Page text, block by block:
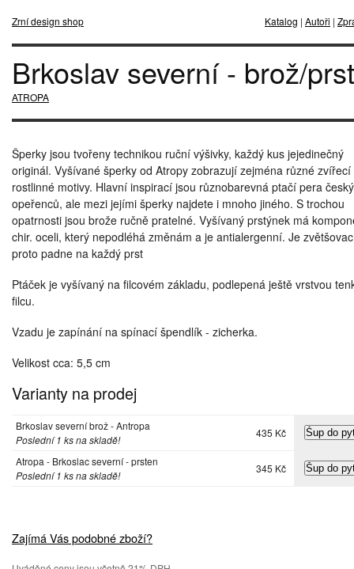
Zrní design shop Katalog | Autoři |
Brkoslav severní - brož/
ATROPA
Šperky jsou tvořeny technikou ruční výšivky, každý kus jejedinečný
originál. Vyšívané šperky od Atropy zobrazují zejména různé zvířecí
rostlinné motivy. Hlavní inspirací jsou různobarevná ptačí pera
opeřenců, ale mezi jejími šperky najdete i mnoho jiného. S trochou
opatrnosti jsou brože ručně pratelné. Vyšívaný prstýnek má
chir. oceli, který nepodléhá změnám a je antialergenní. Je
proto padne na každý prst
Ptáček je vyšívaný na filcovém základu, podlepená ještě vrstvou
filcu.
Vzadu je zapínání na spínací špendlík - zicherka.
Velikost cca: 5,5 cm
Varianty na prodej
Brkoslav severní brož - Antropa
Poslední 1 ks na skladě!
435 Kč
Atropa - Brkoslac severní - prsten
Poslední 1 ks na skladě!
345 Kč
Zajímá Vás podobné zboží?